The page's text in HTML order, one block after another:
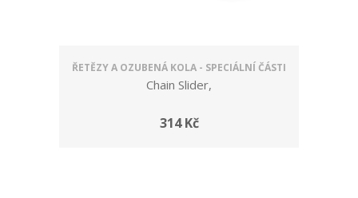
ŘETĚZY A OZUBENÁ KOLA - SPECIÁLNÍ ČÁSTI
Chain Slider,
314 Kč